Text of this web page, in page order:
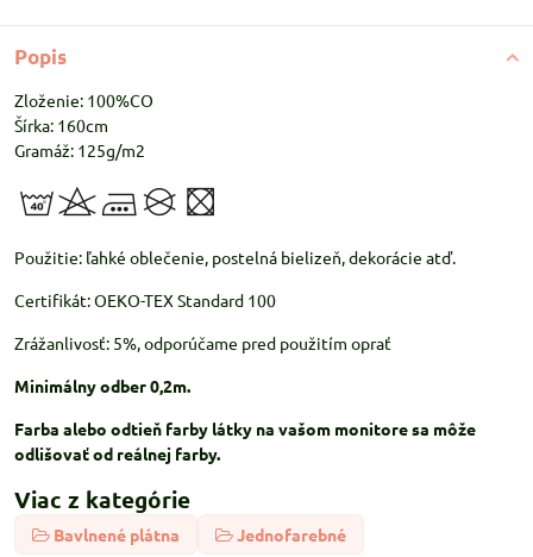
Popis
Zloženie: 100%CO
Šírka: 160cm
Gramáž: 125g/m2
Použitie: ľahké oblečenie, postelná bielizeň, dekorácie atď.
Certifikát: OEKO-TEX Standard 100
Zrážanlivosť: 5%, odporúčame pred použitím oprať
Minimálny odber 0,2m.
Farba alebo odtieň farby látky na vašom monitore sa môže
odlišovať od reálnej farby.
Viac z kategórie
Bavlnené plátna Jednofarebné